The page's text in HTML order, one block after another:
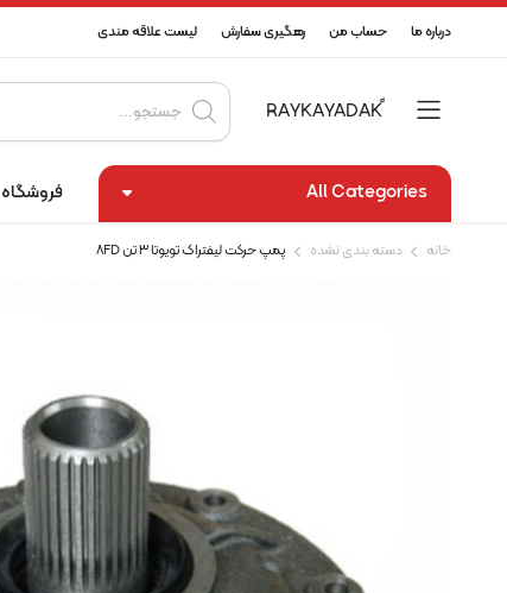
درباره ما حساب من رهگیری سفارش لیست علاقه مندی
Products
search
All Categories فروشگاه
خانه دسته بندی نشده پمپ حرکت لیفتراک تویوتا ۳ تن 8FD